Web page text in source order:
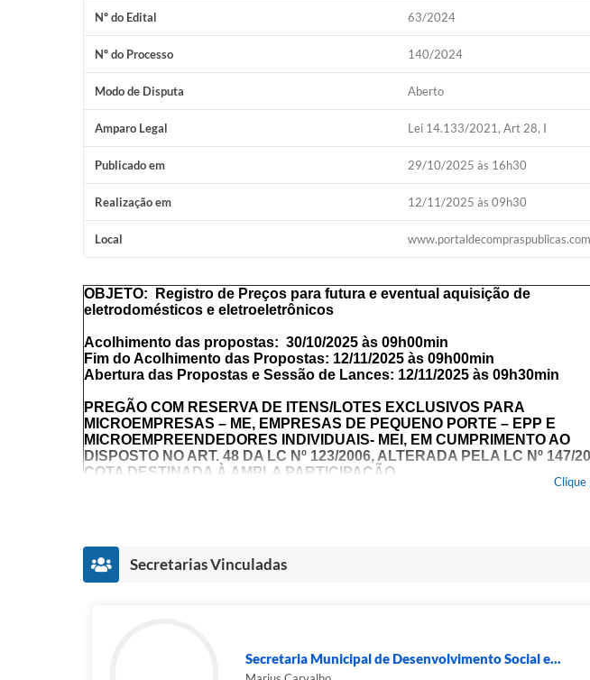
Nº do Edital 63/2024
Nº do Processo 140/2024
Modo de Disputa Aberto
Amparo Legal Lei 14.133/2021, Art 28, I
Publicado em 29/10/2025 às 16h30
Realização em 12/11/2025 às 09h30
Local
OBJETO:
Registro de Preços para futura e eventual aquisição de
eletrodomésticos e eletroeletrônicos
Acolhimento das propostas: 30/10/2025 às 09h00min
Fim do Acolhimento das Propostas: 12/11/2025 às 09h00min
Abertura das Propostas e Sessão de Lances: 12/11/2025 às 09h30min
PREGÃO COM RESERVA DE ITENS/LOTES EXCLUSIVOS PARA
MICROEMPRESAS – ME, EMPRESAS DE PEQUENO PORTE – EPP E
MICROEMPREENDEDORES INDIVIDUAIS- MEI, EM CUMPRIMENTO AO
DISPOSTO NO ART. 48 DA LC Nº 123/2006, ALTERADA PELA LC Nº 147/
COTA DESTINADA À AMPLA PARTICIPAÇÃO.
MUDANÇAS NOS TERMOS.
O encaminhamento das propostas deverá ser efetuado até a data e horário
das Propostas Comerciais, bem como a data para a sessão do Pregão ficarão
prorrogadas para o primeiro dia útil subsequente, nos mesmos horários.
SECRETARIA MUNICIPAL DE
Clique
Secretarias Vinculadas
Secretaria Municipal de Desenvolvimento Social e...